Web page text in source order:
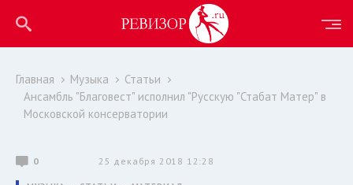
Главная Музыка
Статьи
Ансамбль "Благовест" исполнил "Русскую "Стабат Матер" в
Московской консерватории
0 25 декабря 2018 12:28